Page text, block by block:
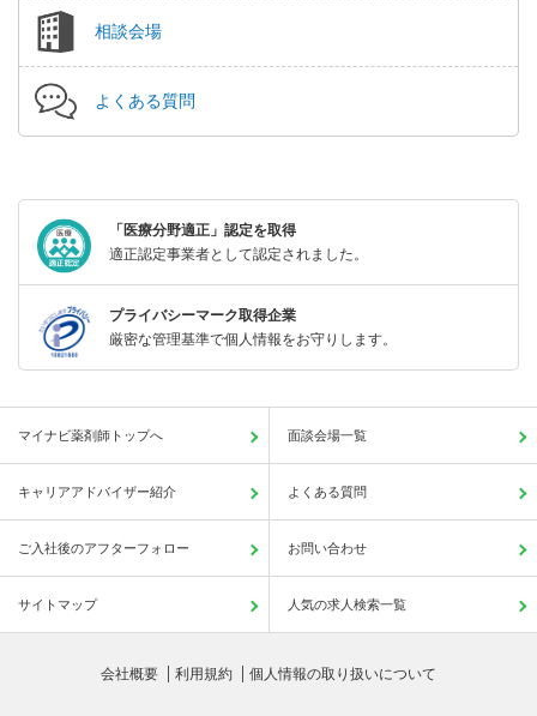
相談会場
よくある質問
「医療分野適正」認定を取得
適正認定事業者として認定されました。
プライバシーマーク取得企業
厳密な管理基準で個人情報をお守りします。
マイナビ薬剤師トップへ 面談会場一覧
キャリアアドバイザー紹介 よくある質問
ご入社後のアフターフォロー お問い合わせ
サイトマップ 人気の求人検索一覧
会社概要 利用規約 個人情報の取り扱いについて